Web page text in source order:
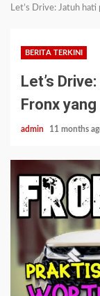
Let’s Drive: Jatuh hati
BERITA TERKINI
Let’s
Fronx
admin 11 months